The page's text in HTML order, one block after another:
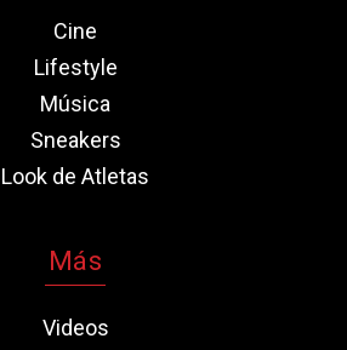
Cine
Lifestyle
Música
Sneakers
Look de Atletas
Más
Videos